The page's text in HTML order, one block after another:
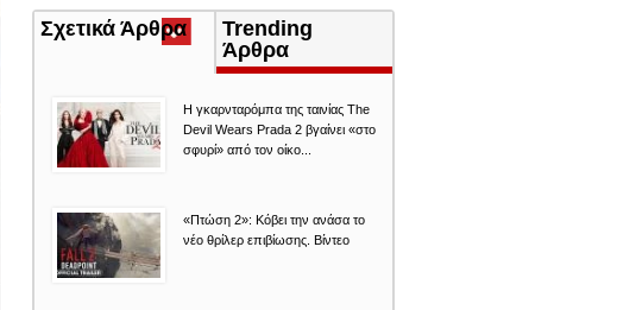
Σχετικά Άρθρα (ενεργή
καρτέλα)
Trending
Άρθρα
Η γκαρνταρόμπα της ταινίας The
Devil Wears Prada 2 βγαίνει «στο
σφυρί» από τον οίκο...
«Πτώση 2»: Κόβει την ανάσα το
νέο θρίλερ επιβίωσης. Βίντεο